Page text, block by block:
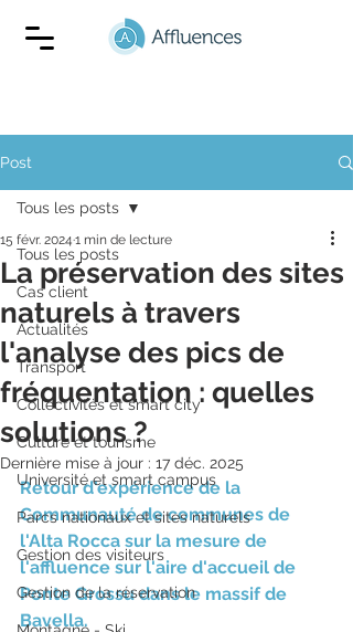
Post
Tous les posts
Cas client
Actualités
Transport
Collectivités et smart city
Culture et tourisme
Université et smart campus
Parcs nationaux et sites naturels
Gestion des visiteurs
Gestion de la réservation
Tous les posts
La préservation des sites
naturels à travers
l'analyse des pics de
fréquentation : quelles
solutions ?
15 févr. 2024 1 min de lecture
Dernière mise à jour : 17 déc. 2025
Retour d'expérience de la
Communauté de communes de
l'Alta Rocca sur la mesure de
l'affluence sur l'aire d'accueil de
Ponte Grossu dans le massif de
Bavella.